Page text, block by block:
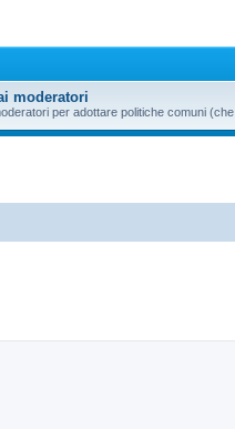
moderatori
per adottare politiche comuni (che